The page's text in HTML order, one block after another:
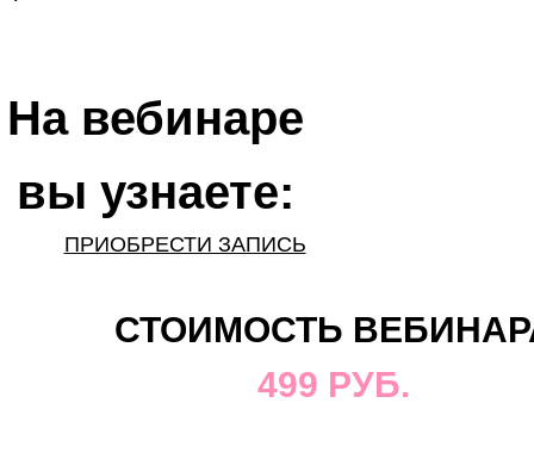
На вебинаре
вы узнаете:
ПРИОБРЕСТИ ЗАПИСЬ
СТОИМОСТЬ
499 РУБ.